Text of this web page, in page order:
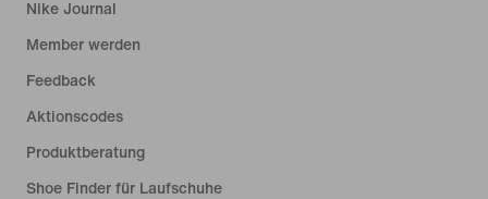
Nike Journal
Member werden
Feedback
Aktionscodes
Produktberatung
Shoe Finder für Laufschuhe